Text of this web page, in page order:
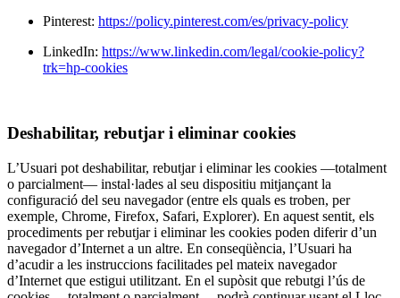
Pinterest: https://policy.pinterest.com/es/privacy-policy
LinkedIn: https://www.linkedin.com/legal/cookie-policy?
trk=hp-cookies
Deshabilitar, rebutjar i eliminar cookies
L’Usuari pot deshabilitar, rebutjar i eliminar les cookies —totalment
o parcialment— instal·lades al seu dispositiu mitjançant la
configuració del seu navegador (entre els quals es troben, per
exemple, Chrome, Firefox, Safari, Explorer). En aquest sentit, els
procediments per rebutjar i eliminar les cookies poden diferir d’un
navegador d’Internet a un altre. En conseqüència, l’Usuari ha
d’acudir a les instruccions facilitades pel mateix navegador
d’Internet que estigui utilitzant. En el supòsit que rebutgi l’ús de